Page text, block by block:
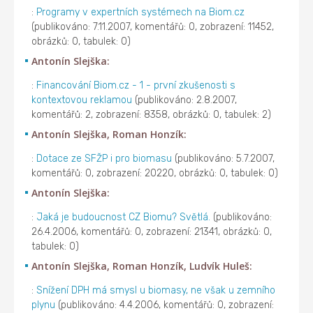
: Programy v expertních systémech na Biom.cz
(publikováno: 7.11.2007, komentářů: 0, zobrazení: 11452,
obrázků: 0, tabulek: 0)
Antonín Slejška:
: Financování Biom.cz - 1 - první zkušenosti s
kontextovou reklamou (publikováno: 2.8.2007,
komentářů: 2, zobrazení: 8358, obrázků: 0, tabulek: 2)
Antonín Slejška, Roman Honzík:
: Dotace ze SFŽP i pro biomasu (publikováno: 5.7.2007,
komentářů: 0, zobrazení: 20220, obrázků: 0, tabulek: 0)
Antonín Slejška:
: Jaká je budoucnost CZ Biomu? Světlá. (publikováno:
26.4.2006, komentářů: 0, zobrazení: 21341, obrázků: 0,
tabulek: 0)
Antonín Slejška, Roman Honzík, Ludvík Huleš:
:Snížení DPH má smysl u biomasy, ne však u zemního
plynu (publikováno: 4.4.2006, komentářů: 0, zobrazení: